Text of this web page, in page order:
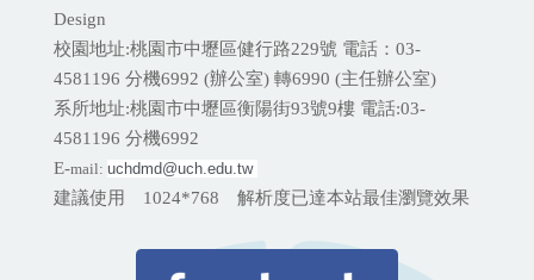
Design
校園地址:桃園市中壢區健行路229號 電話：03-
4581196 分機6992 (辦公室) 轉6990 (主任辦公室)
系所地址:桃園市中壢區衡陽街93號9樓 電話:03-
4581196 分機6992
E-mail: uchdmd@uch.edu.tw
建議使用 1024*768 解析度已達本站最佳瀏覽效果